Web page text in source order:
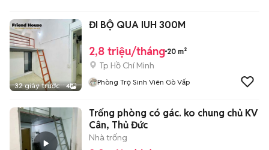
32 giây trước 4
ĐI BỘ QUA IUH 300M
2,8 triệu/tháng 20 m²
Tp Hồ Chí Minh
Phòng Trọ Sinh Viên Gò Vấp
Trống phòng có gác. ko chung chủ KV
Cân, Thủ Đức
Nhà trống